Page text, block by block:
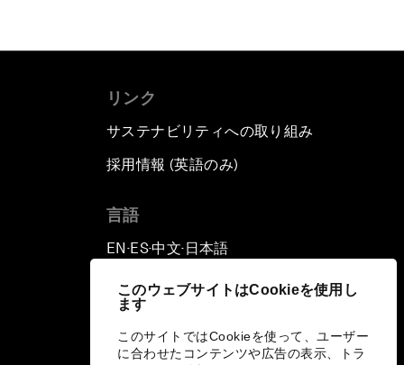
このウェブサイトはCookieを使用し
ます
このサイトではCookieを使って、ユーザー
に合わせたコンテンツや広告の表示、トラ
リンク
サステナビリティへの取り組み
採用情報 (英語のみ)
言語
EN ▪ ES▪中文▪ 日本語